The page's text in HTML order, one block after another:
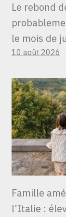
Le rebond
le mois de
10 août 2026
Famille
l’Italie :